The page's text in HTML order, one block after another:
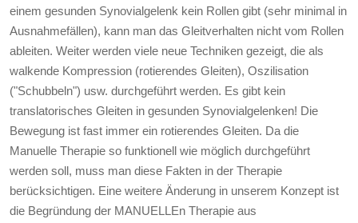
einem gesunden Synovialgelenk kein Rollen gibt (sehr minimal in
Ausnahmefällen), kann man das Gleitverhalten nicht vom Rollen
ableiten. Weiter werden viele neue Techniken gezeigt, die als
walkende Kompression (rotierendes Gleiten), Oszilisation
("Schubbeln") usw. durchgeführt werden. Es gibt kein
translatorisches Gleiten in gesunden Synovialgelenken! Die
Bewegung ist fast immer ein rotierendes Gleiten. Da die
Manuelle Therapie so funktionell wie möglich durchgeführt
werden soll, muss man diese Fakten in der Therapie
berücksichtigen. Eine weitere Änderung in unserem Konzept ist
die Begründung der MANUELLEn Therapie aus